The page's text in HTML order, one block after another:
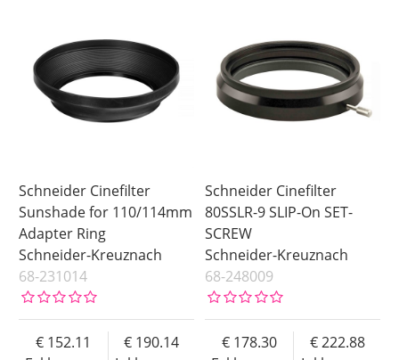
Schneider Cinefilter
Sunshade for 110/114mm
Adapter Ring
Schneider-Kreuznach
68-231014
152.11
190.14
Schneider Cinefilter
80SSLR-9 SLIP-On SET-
SCREW
Schneider-Kreuznach
68-248009
178.30
222.88